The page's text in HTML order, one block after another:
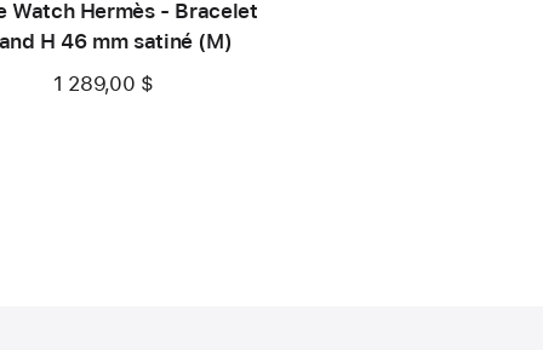
Watch Hermès - Bracelet
H 46 mm satiné (M)
1 289,00 $